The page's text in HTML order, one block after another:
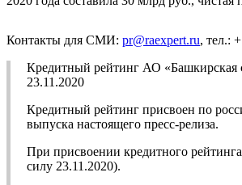
Контакты для СМИ: pr@raexpert.ru, тел.:
Кредитный рейтинг АО «Башкирская
23.11.2020
Кредитный рейтинг присвоен по
выпуска настоящего пресс-релиза.
При присвоении кредитного
силу 23.11.2020).